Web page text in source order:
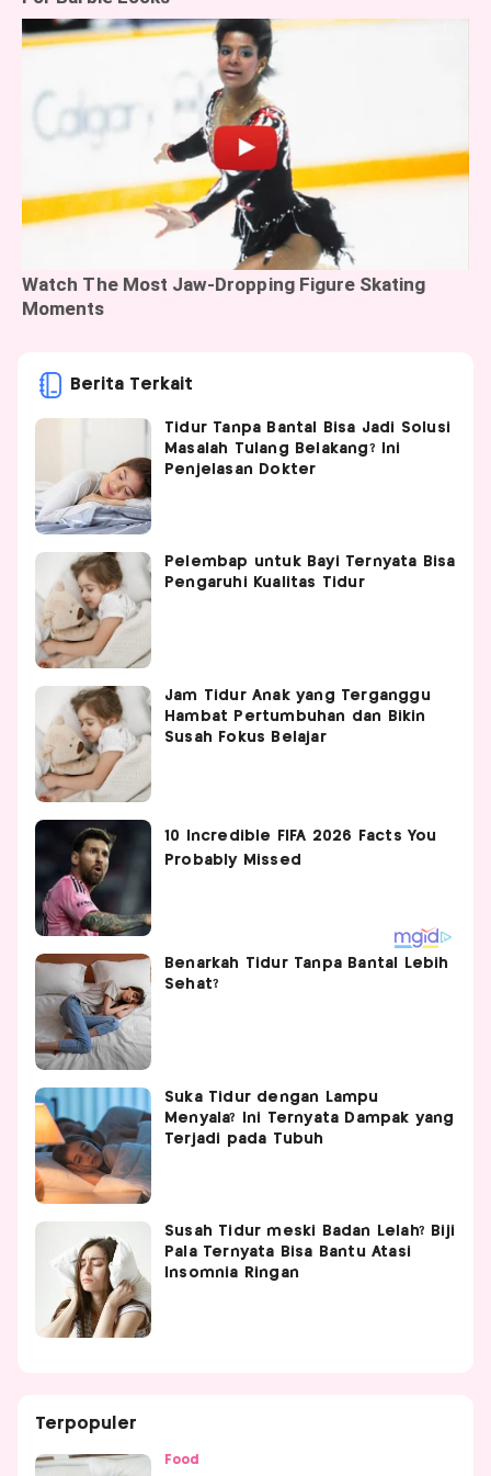
Berita Terkait
Tidur Tanpa Bantal Bisa Jadi Solusi
Masalah Tulang Belakang? Ini
Penjelasan Dokter
Pelembap untuk Bayi Ternyata Bisa
Pengaruhi Kualitas Tidur
Jam Tidur Anak yang Terganggu
Hambat Pertumbuhan dan Bikin
Susah Fokus Belajar
Benarkah Tidur Tanpa Bantal Lebih
Sehat?
Suka Tidur dengan Lampu
Menyala? Ini Ternyata Dampak yang
Terjadi pada Tubuh
Susah Tidur meski Badan Lelah? Biji
Pala Ternyata Bisa Bantu Atasi
Insomnia Ringan
Terpopuler
Food